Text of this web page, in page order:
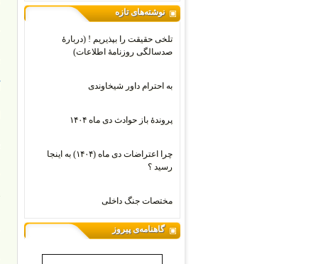
نوشته‌های تازه
تلخی حقیقت را بپذیریم ! (دربارۀ
صدسالگی روزنامۀ اطلاعات)
به احترام داور شیخاوندی
پروندۀ باز حوادث دی ماه ۱۴۰۴
چرا اعتراضات دی‌ ماه (۱۴۰۴) به اینجا
رسید ؟
مختصات جنگ داخلی
گاهنامه‌ی پیروز